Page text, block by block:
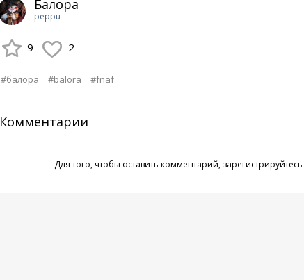
Балора
peppu
9 2
#балора #balora #fnaf
Комментарии
Для того, чтобы оставить комментарий, зарегистрируйтесь